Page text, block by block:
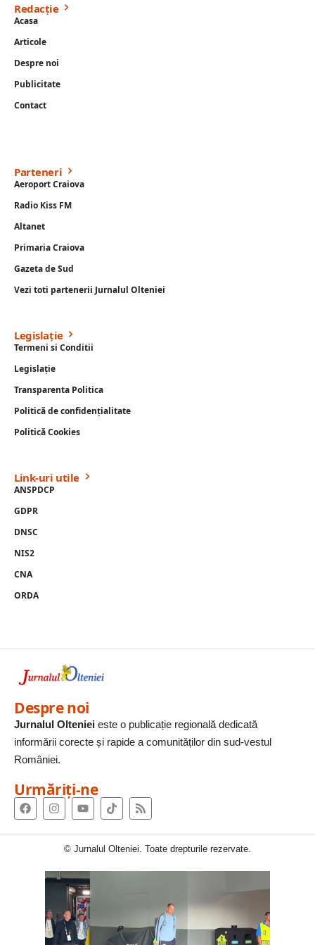
Redacție
Acasa
Articole
Despre noi
Publicitate
Contact
Parteneri
Aeroport Craiova
Radio Kiss FM
Altanet
Primaria Craiova
Gazeta de Sud
Vezi toti partenerii Jurnalul Olteniei
Legislație
Termeni si Conditii
Legislație
Transparenta Politica
Politică de confidențialitate
Politică Cookies
Link-uri utile
ANSPDCP
GDPR
DNSC
NIS2
CNA
ORDA
Despre noi
Jurnalul Olteniei este o publicație regională dedicată
informării corecte și rapide a comunităților din sud-vestul
României.
Urmăriți-ne
© Jurnalul Olteniei. Toate drepturile rezervate.